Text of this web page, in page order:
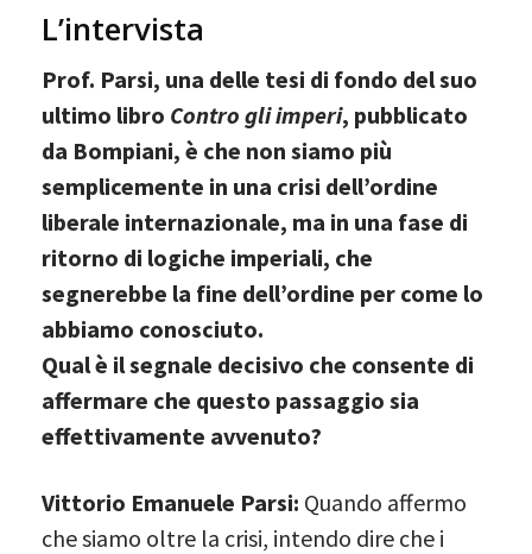
L’intervista
Prof. Parsi, una delle tesi di fondo del suo
ultimo libro Contro gli imperi, pubblicato
da Bompiani, è che non siamo più
semplicemente in una crisi dell’ordine
liberale internazionale, ma in una fase di
ritorno di logiche imperiali, che
segnerebbe la fine dell’ordine per come lo
abbiamo conosciuto.
Qual è il segnale decisivo che consente di
affermare che questo passaggio sia
effettivamente avvenuto?
Vittorio Emanuele Parsi: Quando affermo
che siamo oltre la crisi, intendo dire che i